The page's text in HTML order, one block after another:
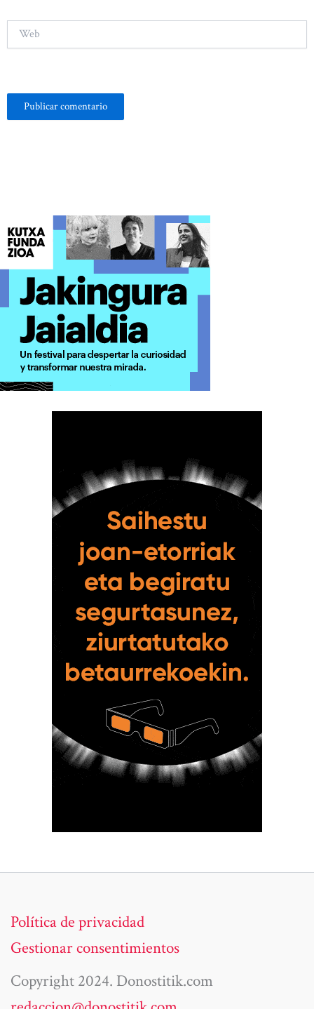
Web
Política de privacidad
Gestionar consentimientos
Copyright 2024. Donostitik.com